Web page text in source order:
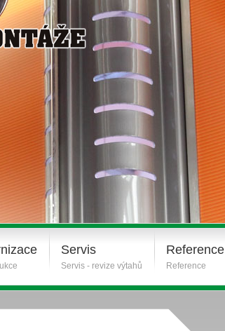
Servis
Servis - revize výtahů
Reference
Reference